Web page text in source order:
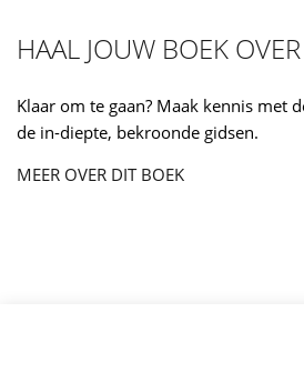
HAAL JOUW BOEK OVER
Klaar om te gaan? Maak kennis met
de in-diepte, bekroonde gidsen.
MEER OVER DIT BOEK